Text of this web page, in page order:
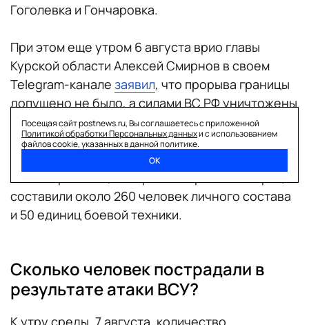
Гоголевка и Гончаровка.
При этом еще утром 6 августа врио главы
Курской области Алексей Смирнов в своем
Telegram-канале заявил, что прорыва границы
допущено не было, а силами ВС РФ уничтожены
16 единиц техники. О том, какую именно
технику удалось уничтожить, чиновник не
уточнил. По последнейинформации
Минобороны РФ, потери ВСУ в рамках операции
составили около 260 человек личного состава
и 50 единиц боевой техники.
Сколько человек пострадали в
результате атаки ВСУ?
К утру среды, 7 августа, количество
Посещая сайт postnews.ru, Вы соглашаетесь с приложенной
Политикой обработки Персональных данныхи с использованием
файлов cookie, указанных в данной политике.
ОК